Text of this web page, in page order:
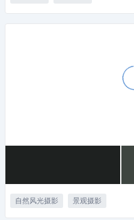
自然风光摄影 景观摄影